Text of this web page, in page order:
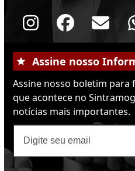
Instagram
Assine nosso
Assine nosso boletim
que acontece no
notícias mais importantes.
seu
email